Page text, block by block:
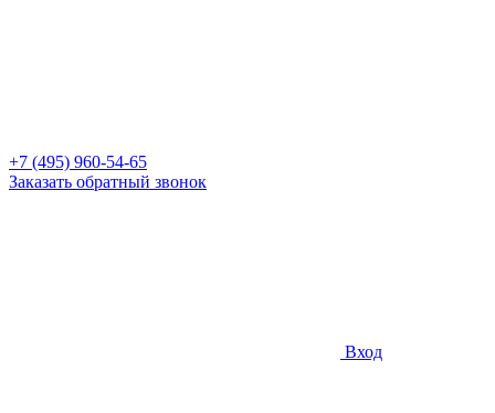
+7 (495) 960-54-65
Заказать обратный звонок
Вход